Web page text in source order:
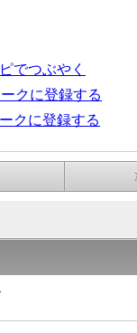
でつぶやく
クに登録する
クに登録する